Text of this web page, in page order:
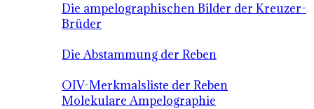
Die ampelographischen Bilder der Kreuzer-
Brüder
Die Abstammung der Reben
OIV-Merkmalsliste der Reben
Molekulare Ampelographie